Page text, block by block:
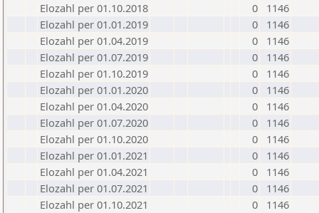
Elozahl per 01.10.2018
0
1146
Elozahl per 01.01.2019
0
1146
Elozahl per 01.04.2019
0
1146
Elozahl per 01.07.2019
0
1146
Elozahl per 01.10.2019
0
1146
Elozahl per 01.01.2020
0
1146
Elozahl per 01.04.2020
0
1146
Elozahl per 01.07.2020
0
1146
Elozahl per 01.10.2020
0
1146
Elozahl per 01.01.2021
0
1146
Elozahl per 01.04.2021
0
1146
Elozahl per 01.07.2021
0
1146
Elozahl per 01.10.2021
0
1146